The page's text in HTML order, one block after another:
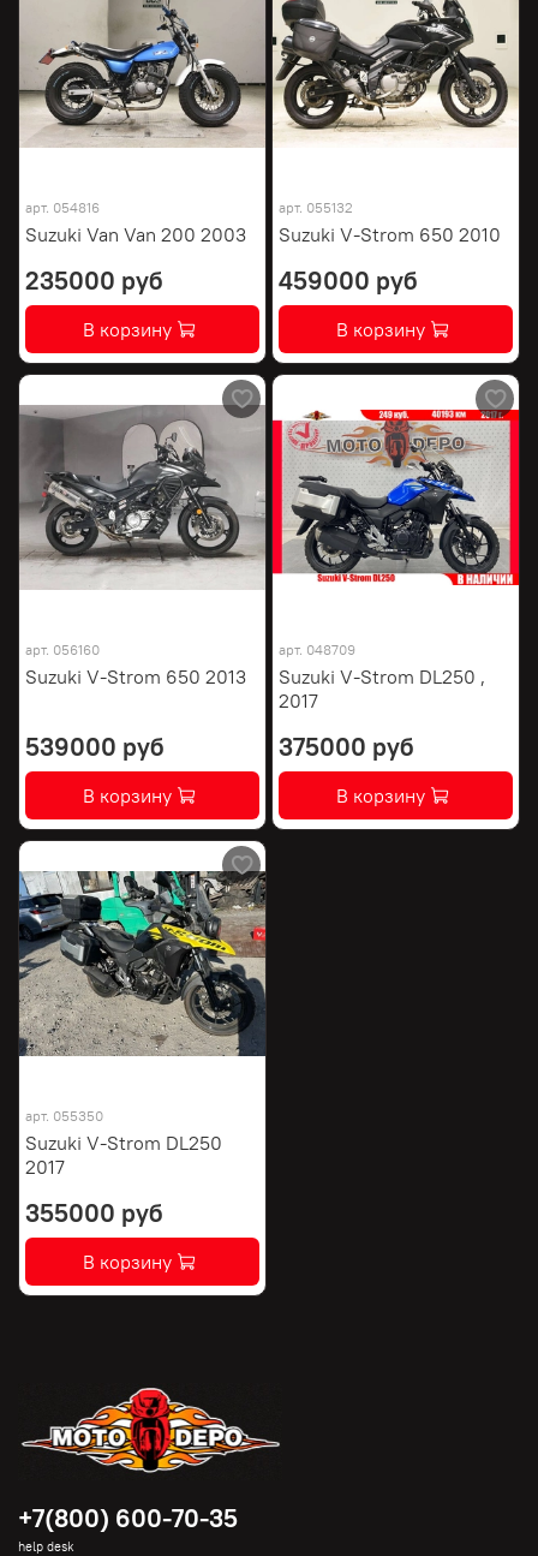
арт. 054816
Suzuki Van Van 200 2003
235000 руб
В корзину
арт. 055132
Suzuki V-Strom 650 2010
459000 руб
В корзину
арт. 056160
Suzuki V-Strom 650 2013
539000 руб
В корзину
арт. 048709
Suzuki V-Strom DL250 ,
2017
375000 руб
В корзину
арт. 055350
Suzuki V-Strom DL250
2017
355000 руб
В корзину
+7(800) 600-70-35
help desk